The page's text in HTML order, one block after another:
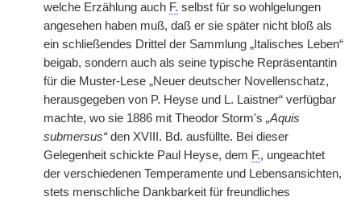
welche Erzählung auch F. selbst für so wohlgelungen
angesehen haben muß, daß er sie später nicht bloß als
ein schließendes Drittel der Sammlung „Italisches Leben“
beigab, sondern auch als seine typische Repräsentantin
für die Muster-Lese „Neuer deutscher Novellenschatz,
herausgegeben von P. Heyse und L. Laistner“ verfügbar
machte, wo sie 1886 mit Theodor Storm's „Aquis
submersus“den XVIII. Bd. ausfüllte. Bei dieser
Gelegenheit schickte Paul Heyse, dem F., ungeachtet
der verschiedenen Temperamente und Lebensansichten,
stets menschliche Dankbarkeit für freundliches